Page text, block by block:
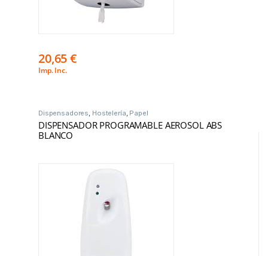
20,65€
Imp. Inc.
Dispensadores Hostelería Papel
DISPENSADOR PROGRAMABLE AEROSOL ABS
BLANCO